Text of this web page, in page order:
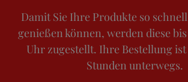
Damit Sie Ihre Produkte so
genießen können, werden diese bis
Uhr zugestellt. Ihre Bestellung
Stunden unterwegs.